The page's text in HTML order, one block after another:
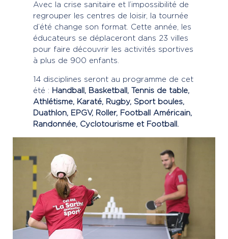
Avec la crise sanitaire et l’impossibilité de
regrouper les centres de loisir, la tournée
d’été change son format. Cette année, les
éducateurs se déplaceront dans 23 villes
pour faire découvrir les activités sportives
à plus de 900 enfants.
14 disciplines seront au programme de cet
été : Handball, Basketball, Tennis de table,
Athlétisme, Karaté, Rugby, Sport boules,
Duathlon, EPGV, Roller, Football Américain,
Randonnée, Cyclotourisme et Football.